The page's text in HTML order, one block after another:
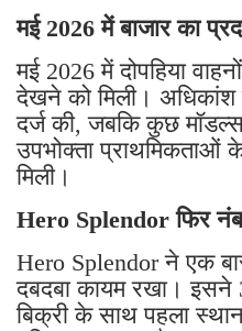
मई 2026 में बाजार का
मई 2026 में दोपहिया
देखने को मिली। अधिकांश
दर्ज की, जबकि कुछ
उपभोक्ता प्राथमिकताओं
मिली।
Hero Splendor फिर
Hero Splendor ने एक
दबदबा कायम रखा।
बिक्री के साथ पहला